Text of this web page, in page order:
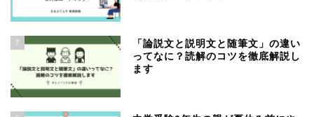
7
「論説文と説明文と随筆文」の違い
ってなに？読解のコツを徹底解説し
ます